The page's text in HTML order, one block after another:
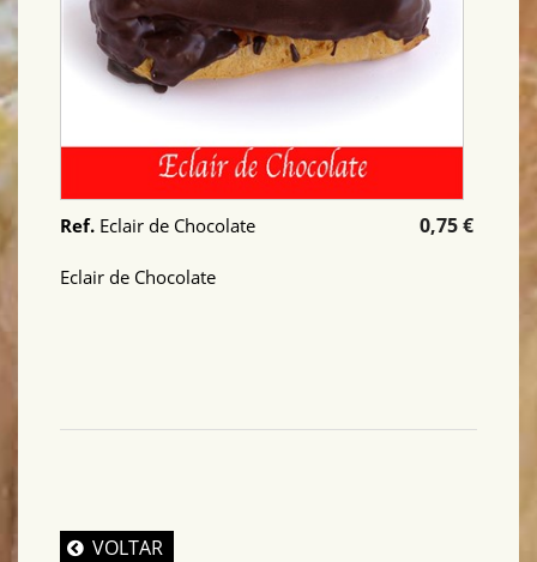
0,75 €
Ref. Eclair de Chocolate
Eclair de Chocolate
VOLTAR